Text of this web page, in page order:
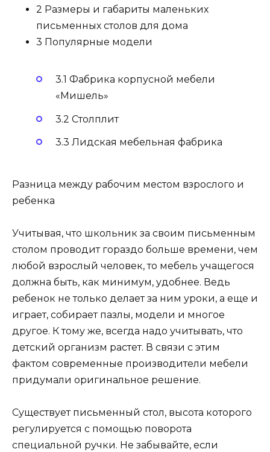
2 Размеры и габариты маленьких
письменных столов для дома
3 Популярные модели
3.1 Фабрика корпусной мебели
«Мишель»
3.2 Столплит
3.3 Лидская мебельная фабрика
Разница между рабочим местом взрослого и
ребенка
Учитывая, что школьник за своим письменным
столом проводит гораздо больше времени, чем
любой взрослый человек, то мебель учащегося
должна быть, как минимум, удобнее. Ведь
ребенок не только делает за ним уроки, а еще и
играет, собирает пазлы, модели и многое
другое. К тому же, всегда надо учитывать, что
детский организм растет. В связи с этим
фактом современные производители мебели
придумали оригинальное решение.
Существует письменный стол, высота которого
регулируется с помощью поворота
специальной ручки. Не забывайте, если